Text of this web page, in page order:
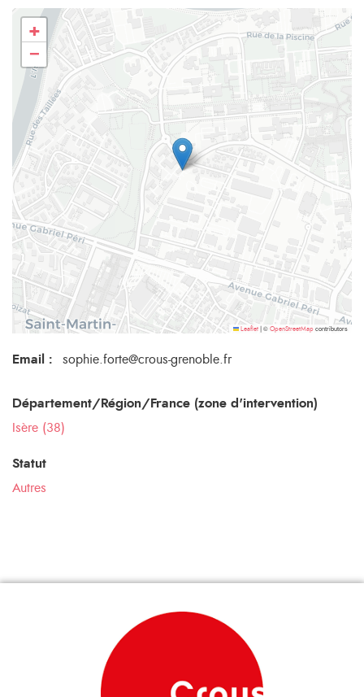
+
−
Leaflet © OpenStreetMap contributors
Email : sophie.forte@crous-grenoble.fr
Département/Région/France (zone d'intervention)
Isère (38)
Statut
Autres